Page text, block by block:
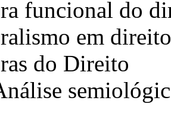
funcional do
em direito
do Direito